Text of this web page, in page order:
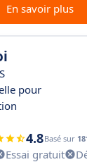
En savoir plus
pour
4.8Basé sur
Essai gratuit